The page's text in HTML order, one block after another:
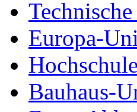
Europa-
Bauhaus-